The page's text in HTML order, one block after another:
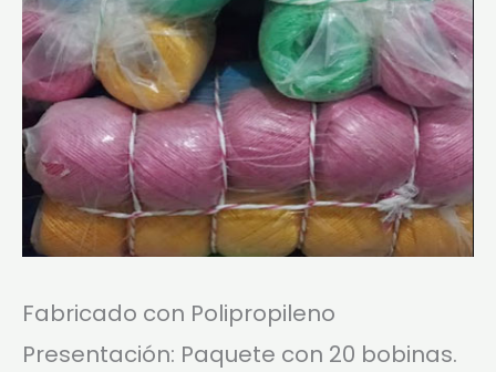
Fabricado con Polipropileno
Presentación: Paquete con 20 bobinas.